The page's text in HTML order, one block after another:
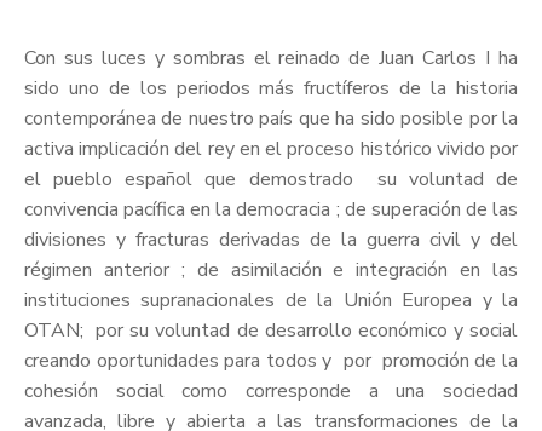
Con sus luces y sombras el reinado de Juan Carlos I ha
sido uno de los periodos más fructíferos de la historia
contemporánea de nuestro país que ha sido posible por la
activa implicación del rey en el proceso histórico vivido por
el pueblo español que demostrado su voluntad de
convivencia pacífica en la democracia ; de superación de las
divisiones y fracturas derivadas de la guerra civil y del
régimen anterior ; de asimilación e integración en las
instituciones supranacionales de la Unión Europea y la
OTAN; por su voluntad de desarrollo económico y social
creando oportunidades para todos y por promoción de la
cohesión social como corresponde a una sociedad
avanzada, libre y abierta a las transformaciones de la